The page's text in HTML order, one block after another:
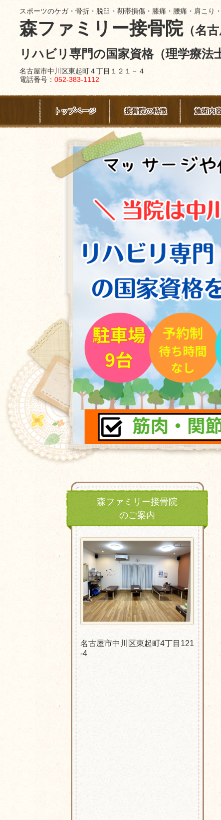
スポーツのケガ・骨折・脱臼・靭帯損傷・膝痛・腰痛・肩こり
森ファミリー接骨院（名古
リハビリ専門の国家資格（理学療法
名古屋市中川区東起町４丁目１２１－４
電話番号： 052-383-1112
トップページ 接骨院の特徴 施術内
森ファミリー接骨院
のご案内
名古屋市中川区東起町4丁目121
-4